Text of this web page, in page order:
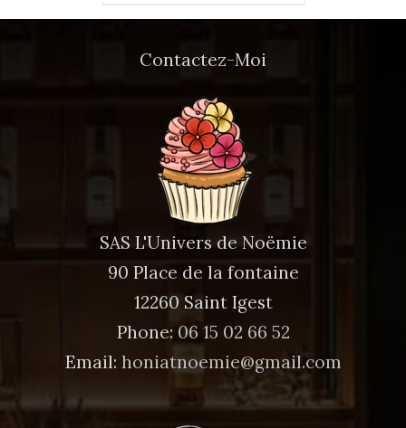
Contactez-Moi
SAS L'Univers de Noëmie
90 Place de la fontaine
12260 Saint Igest
Phone: 06 15 02 66 52
Email: honiatnoemie@gmail.com